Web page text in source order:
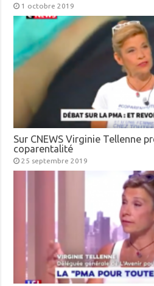
1 octobre 2019
Sur CNEWS Virginie Tellenne
coparentalité
25 septembre 2019